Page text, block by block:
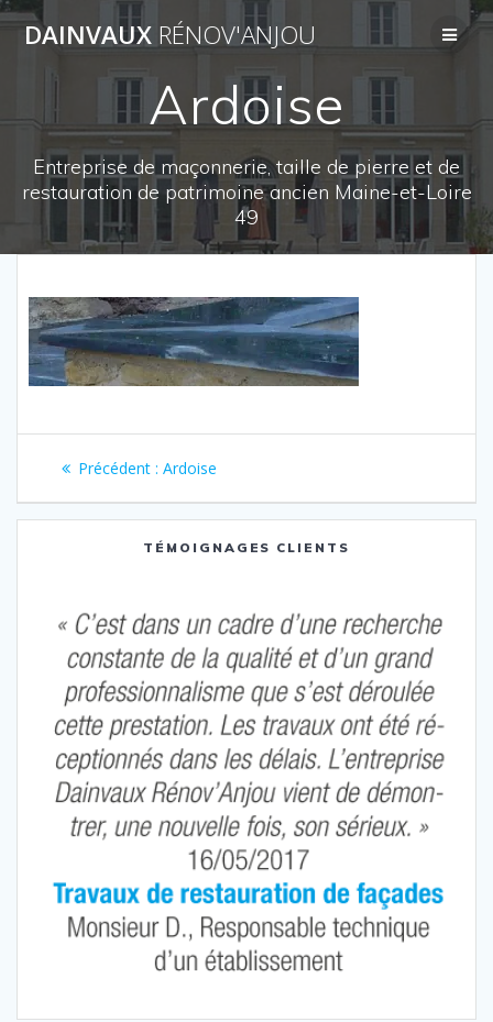
Passer
au
DAINVAUX RÉNOV'ANJOU
Ardoise
Entreprise de maçonnerie, taille de pierre et de
restauration de patrimoine ancien Maine-et-Loire
49
Navigation
de
l’article
Précédent : Article
Ardoise
TÉMOIGNAGES CLIENTS